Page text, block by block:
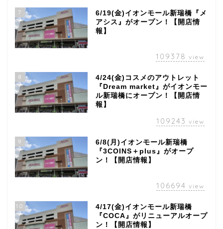
7
6/19(金)イオンモール新瑞橋『メ
アシス』がオープン！【開店情
報】
109378 view
8
4/24(金)コスメのアウトレット
『Dream market』がイオンモー
ル新瑞橋にオープン！【開店情
報】
109243 view
9
6/8(月)イオンモール新瑞橋
『3COINS＋plus』がオープ
ン！【開店情報】
106694 view
10
4/17(金)イオンモール新瑞橋
『COCA』がリニューアルオープ
ン！【開店情報】